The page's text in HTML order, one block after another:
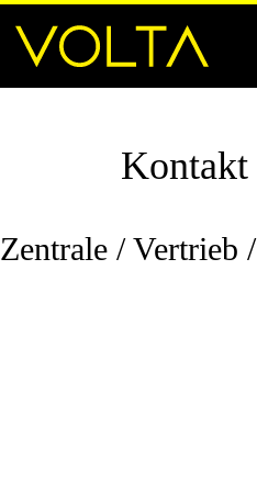
Kontakt
Zentrale / Vertrieb